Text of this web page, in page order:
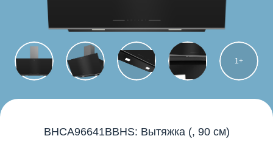
1
BHCA96641BBHS: Вытяжка (, 90 см)